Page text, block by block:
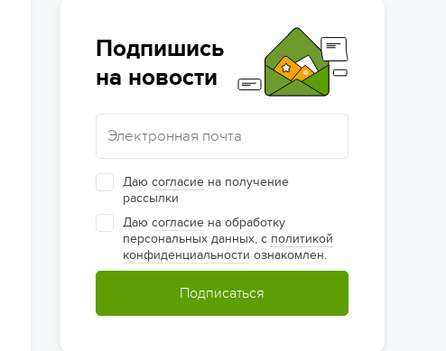
Подпишись
на новости
Даю согласие на получение
рассылки
Даю согласие на обработку
персональных данных, с политикой
конфиденциальности ознакомлен.
Подписаться